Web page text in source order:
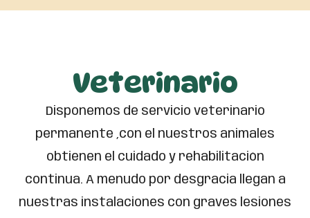
Veterinario
Disponemos de servicio veterinario
permanente ,con el nuestros animales
obtienen el cuidado y rehabilitación
continua. A menudo por desgracia llegan a
nuestras instalaciones con graves lesiones